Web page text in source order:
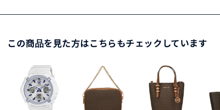
この商品を見た方はこちらもチェックしています